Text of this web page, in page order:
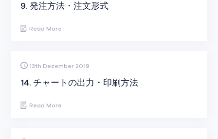
9. 発注方法・注文形式
Read More
13th Dezember 2019
14. チャートの出力・印刷方法
Read More